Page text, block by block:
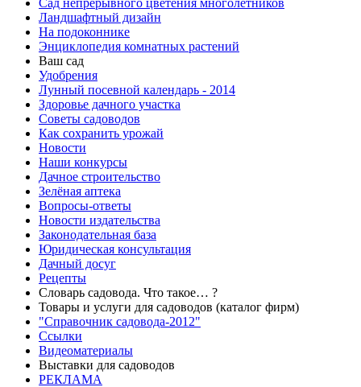
Сад непрерывного цветения многолетников
Ландшафтный дизайн
На подоконнике
Энциклопедия комнатных растений
Ваш сад
Удобрения
Лунный посевной календарь - 2014
Здоровье дачного участка
Советы садоводов
Как сохранить урожай
Новости
Наши конкурсы
Дачное строительство
Зелёная аптека
Вопросы-ответы
Новости издательства
Законодательная база
Юридическая консультация
Дачный досуг
Рецепты
Словарь садовода. Что такое… ?
Товары и услуги для садоводов (каталог фирм)
"Справочник садовода-2012"
Ссылки
Видеоматериалы
Выставки для садоводов
РЕКЛАМА